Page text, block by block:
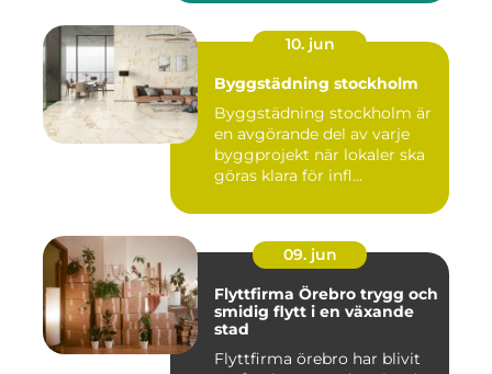
10. jun
Byggstädning stockholm
Byggstädning stockholm är
en avgörande del av varje
byggprojekt när lokaler ska
göras klara för infl...
09. jun
Flyttfirma Örebro trygg och
smidig flytt i en växande
stad
Flyttfirma örebro har blivit